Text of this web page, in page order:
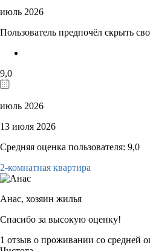
июль 2026
Пользователь предпочёл скрыть
9,0
июль 2026
13 июля 2026
Средняя оценка пользователя: 9,0
2-комнатная квартира
Анас, хозяин жилья
Спасибо за высокую оценку!
1 отзыв о проживании со средней